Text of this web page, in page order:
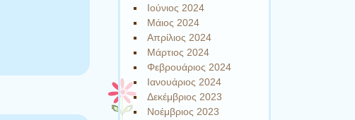
Ιούνιος 2024
Μάιος 2024
Απρίλιος 2024
Μάρτιος 2024
Φεβρουάριος 2024
Ιανουάριος 2024
Δεκέμβριος 2023
Νοέμβριος 2023